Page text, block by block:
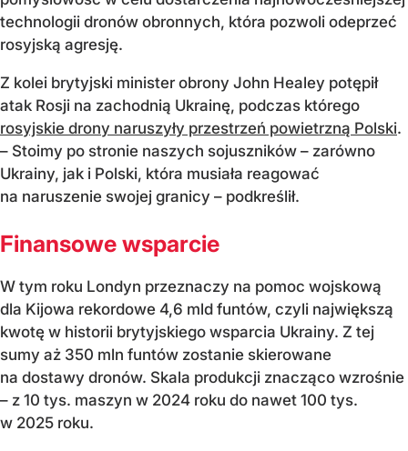
technologii dronów obronnych, która pozwoli odeprzeć
rosyjską agresję.
Z kolei brytyjski minister obrony John Healey potępił
atak Rosji na zachodnią Ukrainę, podczas którego
rosyjskie drony naruszyły przestrzeń powietrzną Polski.
– Stoimy po stronie naszych sojuszników – zarówno
Ukrainy, jak i Polski, która musiała reagować
na naruszenie swojej granicy – podkreślił.
Finansowe wsparcie
W tym roku Londyn przeznaczy na pomoc wojskową
dla Kijowa rekordowe 4,6 mld funtów, czyli największą
kwotę w historii brytyjskiego wsparcia Ukrainy. Z tej
sumy aż 350 mln funtów zostanie skierowane
na dostawy dronów. Skala produkcji znacząco wzrośnie
– z 10 tys. maszyn w 2024 roku do nawet 100 tys.
w 2025 roku.